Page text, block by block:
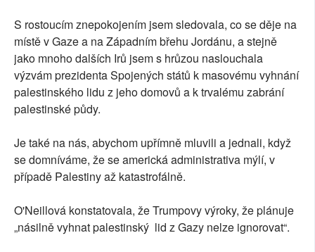
S rostoucím znepokojením jsem sledovala, co se děje na
místě v Gaze a na Západním břehu Jordánu, a stejně
jako mnoho dalších Irů jsem s hrůzou naslouchala
výzvám prezidenta Spojených států k masovému vyhnání
palestinského lidu z jeho domovů a k trvalému zabrání
palestinské půdy.
Je také na nás, abychom upřímně mluvili a jednali, když
se domníváme, že se americká administrativa mýlí, v
případě Palestiny až katastrofálně.
O'Neillová konstatovala, že Trumpovy výroky, že plánuje
„násilně vyhnat palestinský lid z Gazy nelze ignorovat“.